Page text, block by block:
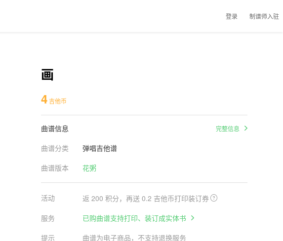
登录 制谱师入驻
画
4吉他币
曲谱信息 完整信息
曲谱分类
弹唱吉他谱
曲谱版本
花粥
活动 返 200 积分，再送 0.2 吉他币打印装订券
服务
已购曲谱支持打印、装订成实体书
提示
曲谱为电子商品，不支持退换服务